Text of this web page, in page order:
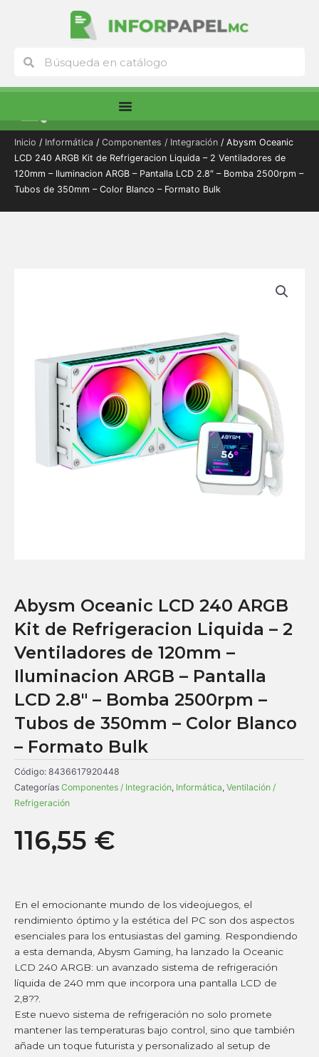
Buscar
Inicio / Informática / Componentes / Integración / Abysm Oceanic
LCD 240 ARGB Kit de Refrigeracion Liquida – 2 Ventiladores de
120mm – Iluminacion ARGB – Pantalla LCD 2.8″ – Bomba 2500rpm –
Tubos de 350mm – Color Blanco – Formato Bulk
Abysm Oceanic LCD 240 ARGB
Kit de Refrigeracion Liquida – 2
Ventiladores de 120mm –
Iluminacion ARGB – Pantalla
LCD 2.8″ – Bomba 2500rpm –
Tubos de 350mm – Color Blanco
– Formato Bulk
Código: 8436617920448
Categorías Componentes / Integración, Informática, Ventilación /
Refrigeración
116,55 €
En el emocionante mundo de los videojuegos, el
rendimiento óptimo y la estética del PC son dos aspectos
esenciales para los entusiastas del gaming. Respondiendo
a esta demanda, Abysm Gaming, ha lanzado la Oceanic
LCD 240 ARGB: un avanzado sistema de refrigeración
líquida de 240 mm que incorpora una pantalla LCD de
2,8??.
Este nuevo sistema de refrigeración no solo promete
mantener las temperaturas bajo control, sino que también
añade un toque futurista y personalizado al setup de